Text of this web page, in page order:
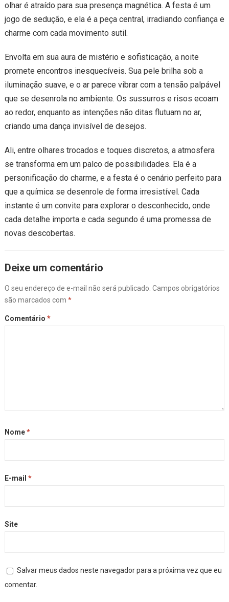
olhar é atraído para sua presença magnética. A festa é um
jogo de sedução, e ela é a peça central, irradiando confiança e
charme com cada movimento sutil.
Envolta em sua aura de mistério e sofisticação, a noite
promete encontros inesquecíveis. Sua pele brilha sob a
iluminação suave, e o ar parece vibrar com a tensão palpável
que se desenrola no ambiente. Os sussurros e risos ecoam
ao redor, enquanto as intenções não ditas flutuam no ar,
criando uma dança invisível de desejos.
Ali, entre olhares trocados e toques discretos, a atmosfera
se transforma em um palco de possibilidades. Ela é a
personificação do charme, e a festa é o cenário perfeito para
que a química se desenrole de forma irresistível. Cada
instante é um convite para explorar o desconhecido, onde
cada detalhe importa e cada segundo é uma promessa de
novas descobertas.
Deixe um comentário
O seu endereço de e-mail não será publicado. Campos obrigatórios
são marcados com *
Comentário *
Nome*
E-mail *
Site
Salvar meus dados neste navegador para a próxima vez que eu
comentar.